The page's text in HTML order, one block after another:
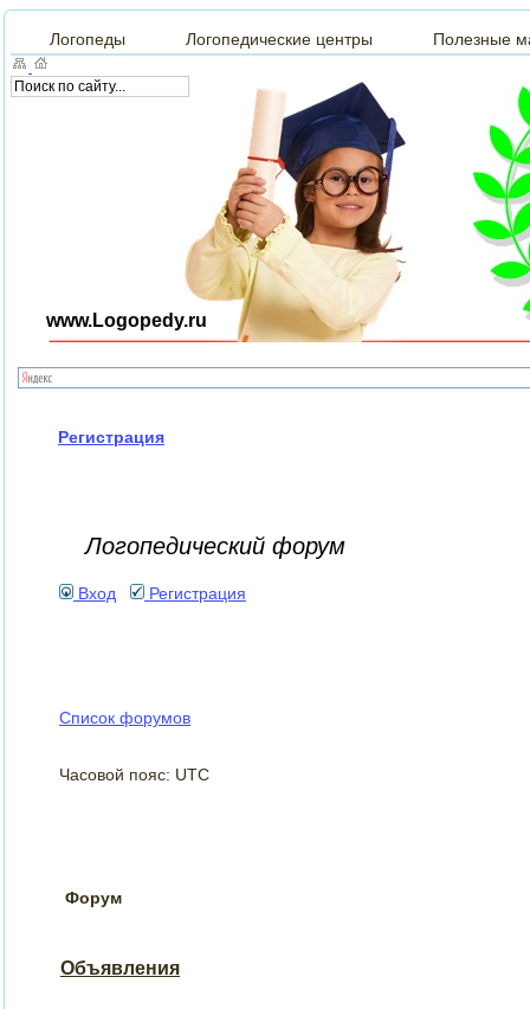
Логопеды Логопедические центры Полезные
www.Logopedy.ru
Регистрация
Логопедический форум
Вход Регистрация
Список форумов
Часовой пояс: UTC
Форум
Объявления